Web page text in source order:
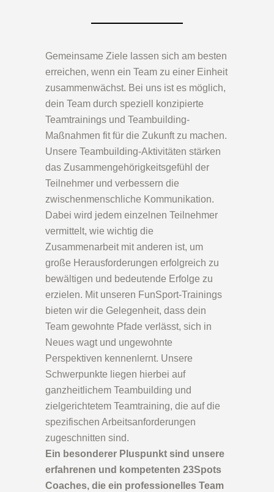
Gemeinsame Ziele lassen sich am besten
erreichen, wenn ein Team zu einer Einheit
zusammenwächst. Bei uns ist es möglich,
dein Team durch speziell konzipierte
Teamtrainings und Teambuilding-
Maßnahmen fit für die Zukunft zu machen.
Unsere Teambuilding-Aktivitäten stärken
das Zusammengehörigkeitsgefühl der
Teilnehmer und verbessern die
zwischenmenschliche Kommunikation.
Dabei wird jedem einzelnen Teilnehmer
vermittelt, wie wichtig die
Zusammenarbeit mit anderen ist, um
große Herausforderungen erfolgreich zu
bewältigen und bedeutende Erfolge zu
erzielen. Mit unseren FunSport-Trainings
bieten wir die Gelegenheit, dass dein
Team gewohnte Pfade verlässt, sich in
Neues wagt und ungewohnte
Perspektiven kennenlernt. Unsere
Schwerpunkte liegen hierbei auf
ganzheitlichem Teambuilding und
zielgerichtetem Teamtraining, die auf die
spezifischen Arbeitsanforderungen
zugeschnitten sind.
Ein besonderer Pluspunkt sind unsere
erfahrenen und kompetenten 23Spots
Coaches, die ein professionelles Team